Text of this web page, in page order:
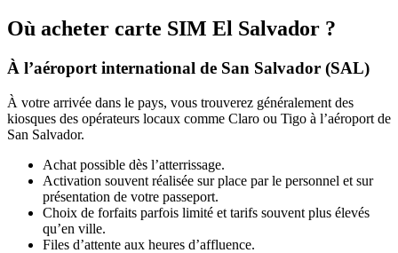
Où acheter carte SIM El Salvador ?
À l’aéroport international de San Salvador (SAL)
À votre arrivée dans le pays, vous trouverez généralement des
kiosques des opérateurs locaux comme Claro ou Tigo à l’aéroport de
San Salvador.
Achat possible dès l’atterrissage.
Activation souvent réalisée sur place par le personnel et sur
présentation de votre passeport.
Choix de forfaits parfois limité et tarifs souvent plus élevés
qu’en ville.
Files d’attente aux heures d’affluence.